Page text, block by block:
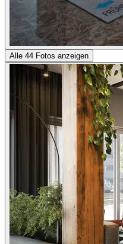
Alle 44 Fotos anzeigen